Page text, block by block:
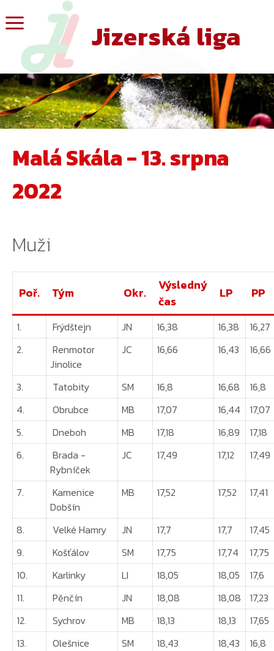
Jizerská liga
Malá Skála - 13. srpna
2022
Muži
Poř. Tým Okr.
Výsledný
čas
LP PP
1. Frýdštejn JN 16,38 16,38
16,27
2.
Renmotor
Jinolice
JC 16,66 16,43 16,66
3. Tatobity SM 16,8 16,68
16,8
4.
Obrubce MB 17,07 16,44
17,07
5.
Dneboh MB 17,18 16,89
17,18
6.
Brada -
Rybníček
JC 17,49 17,12 17,49
7.
Kamenice
Dobšín
MB 17,52 17,52 17,41
8. Velké Hamry JN 17,7 17,7
17,45
9.
Košťálov SM 17,75 17,74
17,75
10.
Karlinky LI 18,05 18,05
17,6
11.
Pěnčín JN 18,08 18,08
17,23
12.
Sychrov MB 18,13 18,13
17,65
13.
Olešnice SM 18,43 18,43
16,8